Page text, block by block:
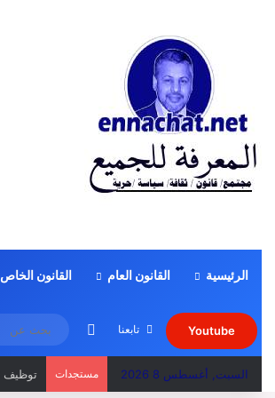
الرئيسية القانون العام القانون الخاص
Youtube تابعنا الوضع المظلم
السبت, أغسطس 8 2026 مستجدات توظيف 40 مساعدا تقنيا في وزارة الصحة